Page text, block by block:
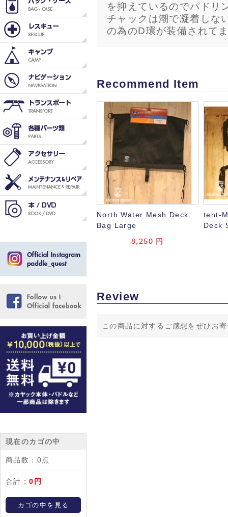
現在のカゴの中
商品数： 0点
合計：0円
カゴの中を見る
を抑えているのでパドリ
チャックは潮で凝着しな
の為のD環が装備されて
Recommend Item
North Water Mesh Deck
Bag Large
8,250 円
tent-
Deck
Review
この商品に対するご感想をぜひお